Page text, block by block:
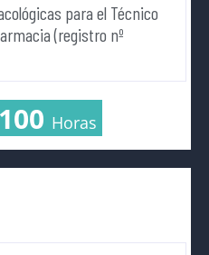
para el Técnico
(registro nº
100 Horas